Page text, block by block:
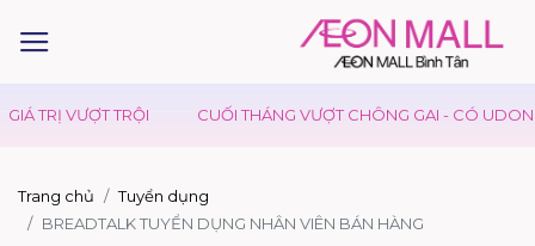
TRỊ VƯỢT TRỘI CUỐI THÁNG VƯỢT CHÔNG GAI - CÓ UDON
Trang chủ
Tuyển dụng
BREADTALK TUYỂN DỤNG NHÂN VIÊN BÁN HÀNG